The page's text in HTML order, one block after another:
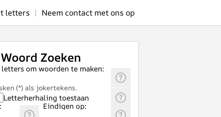
letters | Neem contact met ons op
Woord Zoeken
om woorden te maken:
(*) als jokertekens.
Letterherhaling toestaan
Eindigen op: